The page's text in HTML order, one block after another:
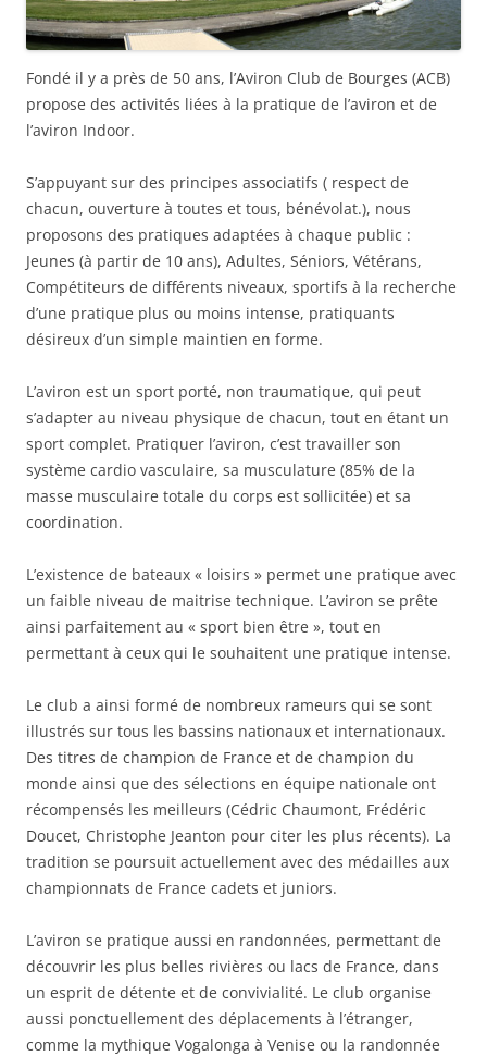
Fondé il y a près de 50 ans, l’Aviron Club de Bourges (ACB)
propose des activités liées à la pratique de l’aviron et de
l’aviron Indoor.
S’appuyant sur des principes associatifs ( respect de
chacun, ouverture à toutes et tous, bénévolat.), nous
proposons des pratiques adaptées à chaque public :
Jeunes (à partir de 10 ans), Adultes, Séniors, Vétérans,
Compétiteurs de différents niveaux, sportifs à la recherche
d’une pratique plus ou moins intense, pratiquants
désireux d’un simple maintien en forme.
L’aviron est un sport porté, non traumatique, qui peut
s’adapter au niveau physique de chacun, tout en étant un
sport complet. Pratiquer l’aviron, c’est travailler son
système cardio vasculaire, sa musculature (85% de la
masse musculaire totale du corps est sollicitée) et sa
coordination.
L’existence de bateaux « loisirs » permet une pratique avec
un faible niveau de maitrise technique. L’aviron se prête
ainsi parfaitement au « sport bien être », tout en
permettant à ceux qui le souhaitent une pratique intense.
Le club a ainsi formé de nombreux rameurs qui se sont
illustrés sur tous les bassins nationaux et internationaux.
Des titres de champion de France et de champion du
monde ainsi que des sélections en équipe nationale ont
récompensés les meilleurs (Cédric Chaumont, Frédéric
Doucet, Christophe Jeanton pour citer les plus récents). La
tradition se poursuit actuellement avec des médailles aux
championnats de France cadets et juniors.
L’aviron se pratique aussi en randonnées, permettant de
découvrir les plus belles rivières ou lacs de France, dans
un esprit de détente et de convivialité. Le club organise
aussi ponctuellement des déplacements à l’étranger,
comme la mythique Vogalonga à Venise ou la randonnée